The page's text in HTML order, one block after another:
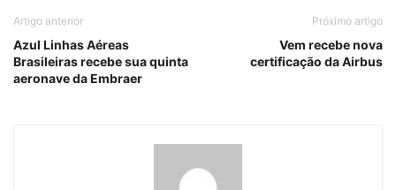
Artigo anterior
Azul Linhas Aéreas
Brasileiras recebe sua quinta
aeronave da Embraer
Próximo artigo
Vem recebe nova
certificação da Airbus